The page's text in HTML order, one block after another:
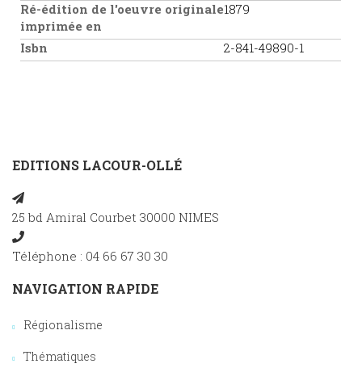
Ré-édition de l'oeuvre originale
imprimée en
1879
Isbn 2-841-49890-1
EDITIONS LACOUR-OLLÉ
25 bd Amiral Courbet 30000 NIMES
Téléphone : 04 66 67 30 30
NAVIGATION RAPIDE
Régionalisme
Thématiques